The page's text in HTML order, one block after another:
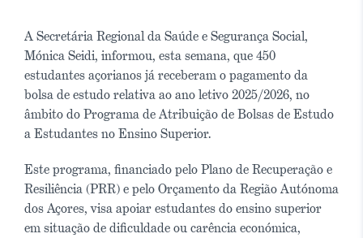
A Secretária Regional da Saúde e Segurança Social,
Mónica Seidi, informou, esta semana, que 450
estudantes açorianos já receberam o pagamento da
bolsa de estudo relativa ao ano letivo 2025/2026, no
âmbito do Programa de Atribuição de Bolsas de Estudo
a Estudantes no Ensino Superior.
Este programa, financiado pelo Plano de Recuperação e
Resiliência (PRR) e pelo Orçamento da Região Autónoma
dos Açores, visa apoiar estudantes do ensino superior
em situação de dificuldade ou carência económica,